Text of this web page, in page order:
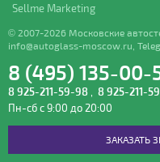
Sellme Marketing
© 2007-2026 Московские
info@autoglass-moscow.ru
8 (495) 135-00-
8 925-211-59-98
8 925-211-
Пн-сб с 9:00 до 20:00
ЗАКАЗАТЬ